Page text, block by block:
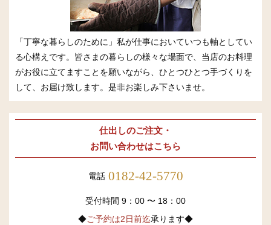
「丁寧な暮らしのために」私が仕事においていつも軸としてい
る心構えです。皆さまの暮らしの様々な場面で、当店のお料理
がお役に立てますことを願いながら、ひとつひとつ手づくりを
して、お届け致します。是非お楽しみ下さいませ。
仕出しのご注文・
お問い合わせはこちら
電話 0182-42-5770
受付時間 9：00 〜 18：00
◆ご予約は2日前迄承ります◆